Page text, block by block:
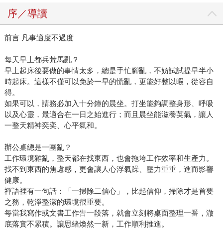
序／導讀
前言 凡事適度不過度
每天早上都兵荒馬亂？
早上起床後要做的事情太多，總是手忙腳亂，不妨試試提早半小
時起床。這樣不僅可以免於一早的慌亂，更能好整以暇，從容自
得。
如果可以，請務必加入十分鐘的晨坐。打坐能夠調整身形、呼吸
以及心靈，最適合在一日之始進行；而且晨坐能滋養英氣，讓人
一整天精神奕奕、心平氣和。
辦公桌總是一團亂？
工作環境雜亂，整天都在找東西，也會拖垮工作效率和生產力。
找不到東西的焦慮感，更會讓人心浮氣躁、壓力重重，進而影響
健康。
禪語裡有一句話：「一掃除二信心」，比起信仰，掃除才是首要
之務，乾淨整潔的環境很重要。
每當我寫作或文書工作告一段落，就會立刻將桌面整理一番，澈
底落實不累積。讓思緒煥然一新，工作順利推進。